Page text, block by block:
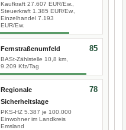
Kaufkraft 27.607 EUR/Ew.,
Steuerkraft 1.385 EUR/Ew.,
Einzelhandel 7.193
EUR/Ew.
Fernstraßenumfeld
BASt-Zählstelle 10,8 km,
9.209 Kfz/Tag
85
Regionale
Sicherheitslage
PKS-HZ 5.387 je 100.000
Einwohner im Landkreis
Emsland
78